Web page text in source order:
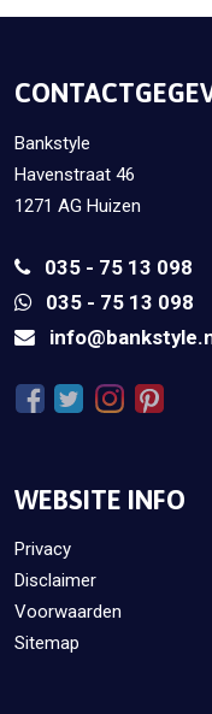
Bankstyle
Havenstraat 46
1271 AG Huizen
035 - 75 13 098
035 - 75 13 098
WEBSITE INFO
Privacy
Disclaimer
Voorwaarden
Sitemap